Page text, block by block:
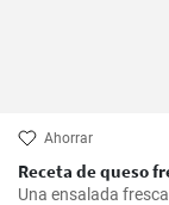
Ahorrar
Receta de queso
Una ensalada